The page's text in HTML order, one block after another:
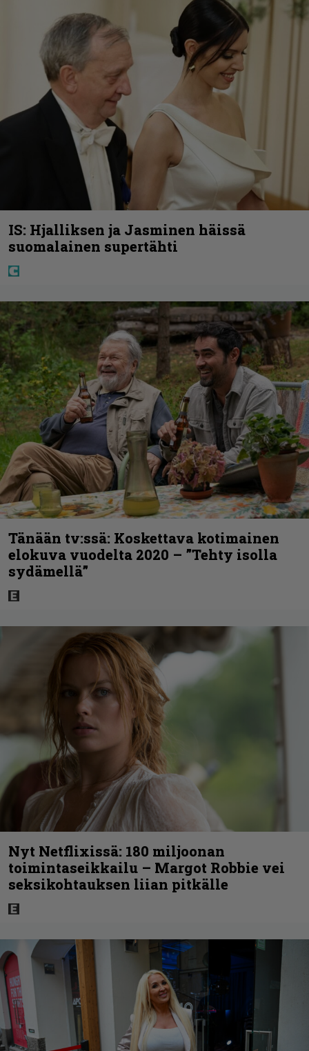
IS: Hjalliksen ja Jasminen häissä
suomalainen supertähti
Tänään tv:ssä: Koskettava kotimainen
elokuva vuodelta 2020 – ”Tehty isolla
sydämellä”
Nyt Netflixissä: 180 miljoonan
toimintaseikkailu – Margot Robbie vei
seksikohtauksen liian pitkälle